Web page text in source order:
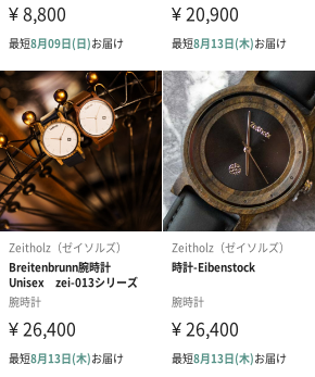
ダンボール装飾（ひま
わり）（720円）
ダンボール装飾
ーリップ）（720
紙袋
お渡し用の紙袋です。
商品に合わせたサイズをお届けします。